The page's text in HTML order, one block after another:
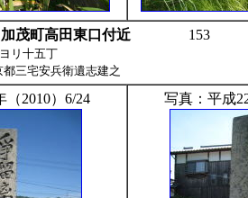
加茂町高田東口付近 153
リ十五丁
三宅安兵衛遺志建之
（2010）6/24 写真：平成